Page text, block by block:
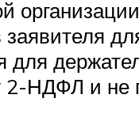
заявителя
2-НДФЛ и